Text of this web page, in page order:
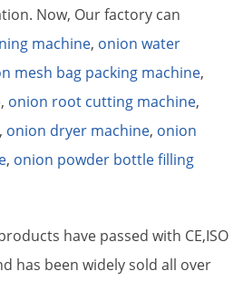
Now, Our factory can
machine, onion water
mesh bag packing machine,
, onion root cutting machine,
onion dryer machine, onion
, onion powder bottle filling
have passed with CE,ISO
has been widely sold all over